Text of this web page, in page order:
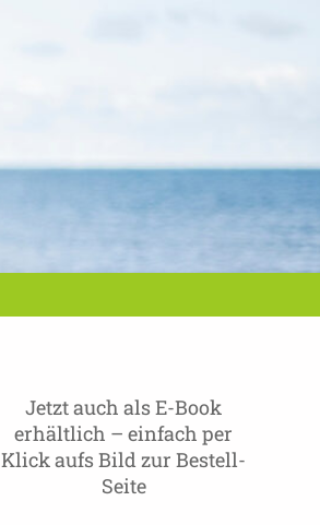
Jetzt auch als E-Book
erhältlich – einfach per
Klick aufs Bild zur Bestell-
Seite